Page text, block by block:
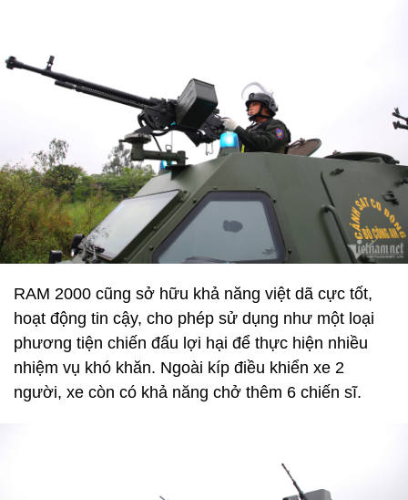
RAM 2000 cũng sở hữu khả năng việt dã cực tốt,
hoạt động tin cậy, cho phép sử dụng như một loại
phương tiện chiến đấu lợi hại để thực hiện nhiều
nhiệm vụ khó khăn. Ngoài kíp điều khiển xe 2
người, xe còn có khả năng chở thêm 6 chiến sĩ.